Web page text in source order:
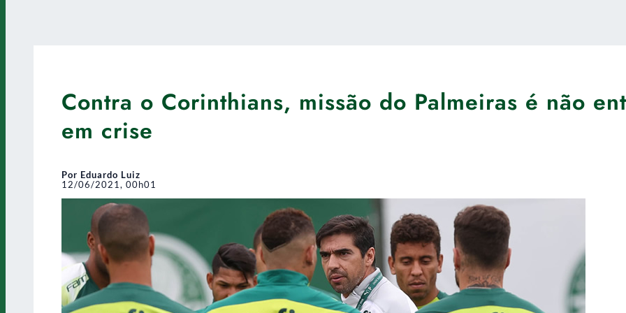
Contra o Corinthians, missão do Palmeiras é não
em crise
Por Eduardo Luiz
12/06/2021, 00h01